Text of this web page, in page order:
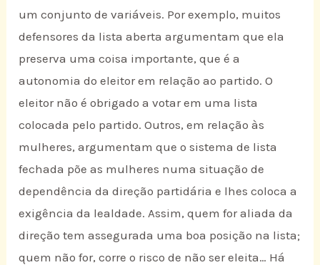
um conjunto de variáveis. Por exemplo, muitos
defensores da lista aberta argumentam que ela
preserva uma coisa importante, que é a
autonomia do eleitor em relação ao partido. O
eleitor não é obrigado a votar em uma lista
colocada pelo partido. Outros, em relação às
mulheres, argumentam que o sistema de lista
fechada põe as mulheres numa situação de
dependência da direção partidária e lhes coloca a
exigência da lealdade. Assim, quem for aliada da
direção tem assegurada uma boa posição na lista;
quem não for, corre o risco de não ser eleita… Há